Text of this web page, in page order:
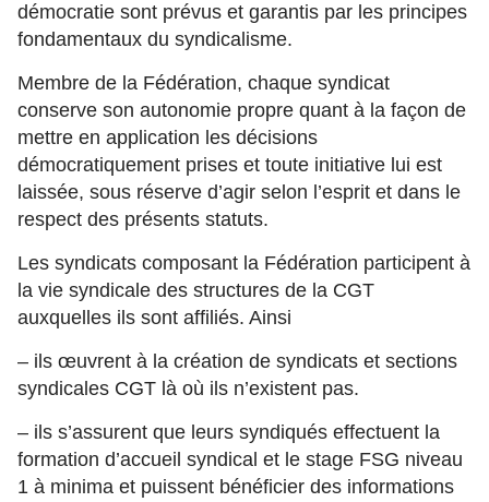
démocratie sont prévus et garantis par les principes
fondamentaux du syndicalisme.
Membre de la Fédération, chaque syndicat
conserve son autonomie propre quant à la façon de
mettre en application les décisions
démocratiquement prises et toute initiative lui est
laissée, sous réserve d’agir selon l’esprit et dans le
respect des présents statuts.
Les syndicats composant la Fédération participent à
la vie syndicale des structures de la CGT
auxquelles ils sont affiliés. Ainsi
– ils œuvrent à la création de syndicats et sections
syndicales CGT là où ils n’existent pas.
– ils s’assurent que leurs syndiqués effectuent la
formation d’accueil syndical et le stage FSG niveau
1 à minima et puissent bénéficier des informations